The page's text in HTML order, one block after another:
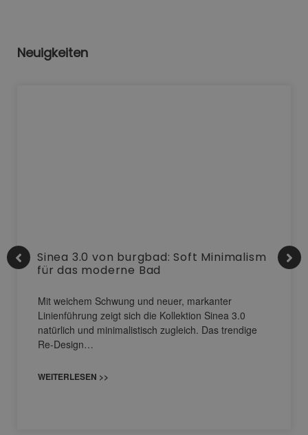
Neuigkeiten
Sinea 3.0 von burgbad: Soft Minimalism
für das moderne Bad
Mit weichem Schwung und neuer, markanter
Linienführung zeigt sich die Kollektion Sinea 3.0
natürlich und minimalistisch zugleich. Das trendige
Re-Design…
WEITERLESEN >>